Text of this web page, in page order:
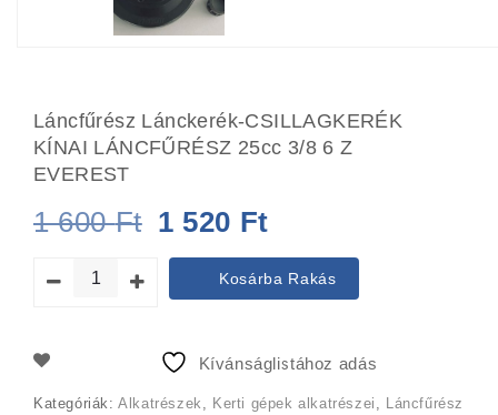
Láncfűrész Lánckerék-CSILLAGKERÉK
KÍNAI LÁNCFŰRÉSZ 25cc 3/8 6 Z
EVEREST
1 600Ft Original
price
was:
1
1 520 Ft
price
is:
Kosárba Rakás
Kívánságlistához adás
Kategóriák:Alkatrészek , Kerti gépek alkatrészei , Láncfűrész